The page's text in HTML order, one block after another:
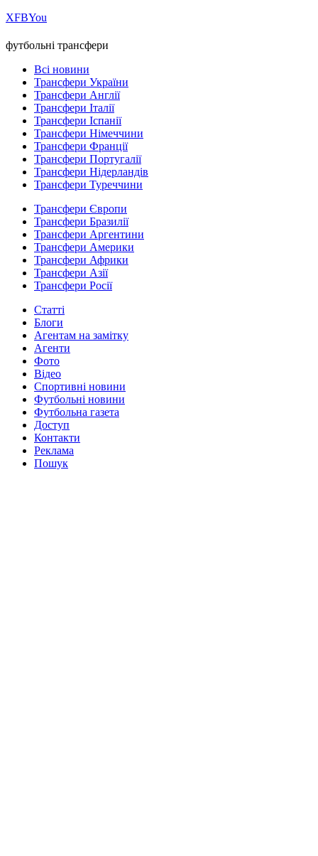
ХFBYou
футбольні трансфери
Всі новини
Трансфери України
Трансфери Англії
Трансфери Італії
Трансфери Іспанії
Трансфери Німеччини
Трансфери Франції
Трансфери Португалії
Трансфери Нідерландів
Трансфери Туреччини
Трансфери Європи
Трансфери Бразилії
Трансфери Аргентини
Трансфери Америки
Трансфери Африки
Трансфери Азії
Трансфери Росії
Статті
Блоги
Агентам на замітку
Агенти
Фото
Відео
Спортивні новини
Футбольні новини
Футбольна газета
Доступ
Контакти
Реклама
Пошук